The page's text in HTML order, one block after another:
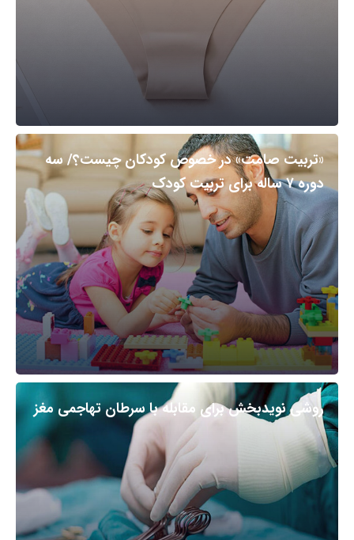
«تربیت صامت» در خصوص کودکان چیست؟/ سه
دوره ۷ ساله برای تربیت کودک
روشی نویدبخش برای مقابله با سرطان تهاجمی مغز